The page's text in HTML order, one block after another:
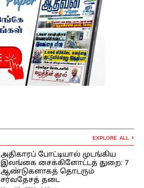
EXPLORE ALL
அதிகாரப் போட்டியால் முடங்கிய
இலங்கை சைக்கிளோட்டத் துறை: 7
ஆண்டுகளாகத் தொடரும்
சர்வதேசத் தடை